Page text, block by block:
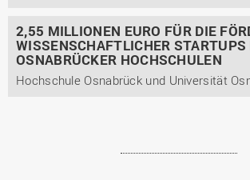
2,55 MILLIONEN EURO FÜR DIE
WISSENSCHAFTLICHER STARTUPS
OSNABRÜCKER HOCHSCHULEN